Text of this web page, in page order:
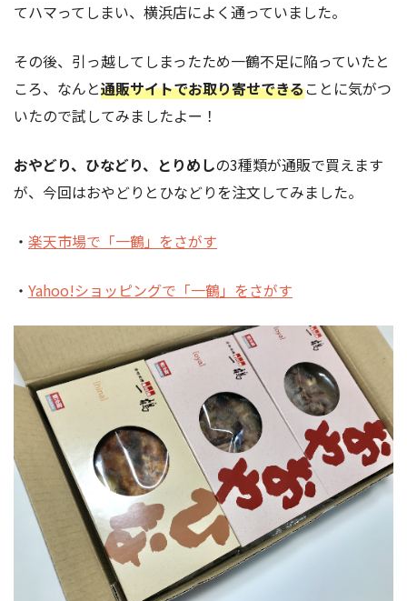
てハマってしまい、横浜店によく通っていました。
その後、引っ越してしまったため一鶴不足に陥っていたと
ころ、なんと通販サイトでお取り寄せできることに気がつ
いたので試してみましたよー！
おやどり、ひなどり、とりめしの3種類が通販で買えます
が、今回はおやどりとひなどりを注文してみました。
・ 楽天市場で「一鶴」をさがす
・ Yahoo!ショッピングで「一鶴」をさがす